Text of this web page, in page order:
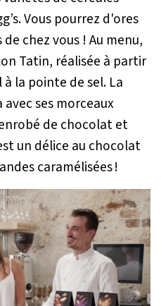
Vous pourrez d'ores
chez vous ! Au menu,
Tatin, réalisée à partir
la pointe de sel. La
ses morceaux
de chocolat et
un délice au chocolat
caramélisées !